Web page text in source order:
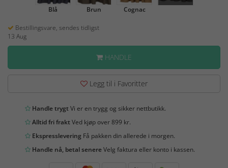
Blå Brun Cognac
Bestillingsvare, sendes tidligst
13 Aug
HANDLE
Legg til i Favoritter
Handle trygtVi er en trygg og sikker nettbutikk.
Alltid fri fraktVed kjøp over 899 kr.
Ekspresslevering Få pakken din allerede i morgen.
Handle nå, betal senereVelg faktura eller konto i kassen.